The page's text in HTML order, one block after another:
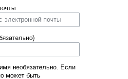
необязательно. Если
может быть